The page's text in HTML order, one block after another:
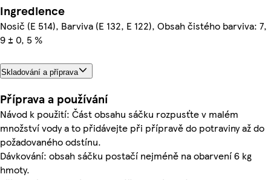
Ingredience
Nosič (E 514), Barviva (E 132, E 122), Obsah čistého barviva: 7,
9 ± 0, 5 %
Skladování a příprava
Příprava a používání
Návod k použití: Část obsahu sáčku rozpusťte v malém
množství vody a to přidávejte při přípravě do potraviny až do
požadovaného odstínu.
Dávkování: obsah sáčku postačí nejméně na obarvení 6 kg
hmoty.